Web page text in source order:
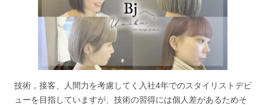
技術，接客、人間力を考慮してく入社4年でのスタイリストデビ
ューを目指していますが、技術の習得には個人差があるためそ